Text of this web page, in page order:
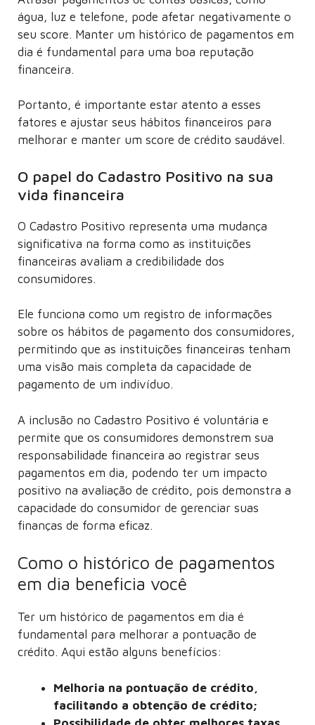
água, luz e telefone, pode afetar negativamente o
seu score. Manter um histórico de pagamentos em
dia é fundamental para uma boa reputação
financeira.
Portanto, é importante estar atento a esses
fatores e ajustar seus hábitos financeiros para
melhorar e manter um score de crédito saudável.
O papel do Cadastro Positivo na sua
vida financeira
O Cadastro Positivo representa uma mudança
significativa na forma como as instituições
financeiras avaliam a credibilidade dos
consumidores.
Ele funciona como um registro de informações
sobre os hábitos de pagamento dos consumidores,
permitindo que as instituições financeiras tenham
uma visão mais completa da capacidade de
pagamento de um indivíduo.
A inclusão no Cadastro Positivo é voluntária e
permite que os consumidores demonstrem sua
responsabilidade financeira ao registrar seus
pagamentos em dia, podendo ter um impacto
positivo na avaliação de crédito, pois demonstra a
capacidade do consumidor de gerenciar suas
finanças de forma eficaz.
Como o histórico de pagamentos
em dia beneficia você
Ter um histórico de pagamentos em dia é
fundamental para melhorar a pontuação de
crédito. Aqui estão alguns benefícios:
Melhoria na pontuação de crédito,
facilitando a obtenção de crédito;